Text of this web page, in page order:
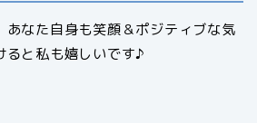
あなた自身も笑顔＆ポジティブな気
ると私も嬉しいです♪